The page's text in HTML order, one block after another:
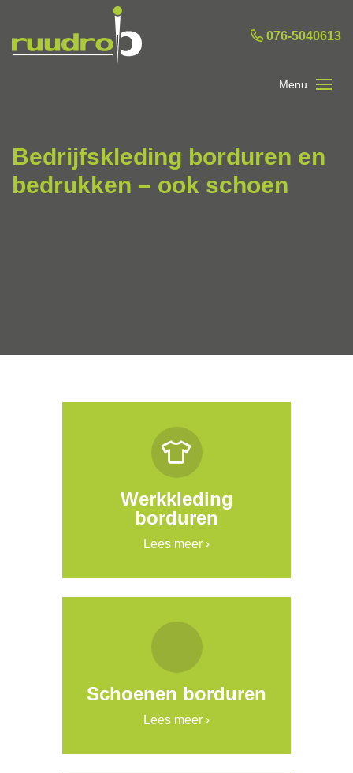
076-5040613
Bedrijfskleding borduren en
bedrukken – ook schoen
Werkkleding
borduren
Lees meer
Schoenen borduren
Lees meer